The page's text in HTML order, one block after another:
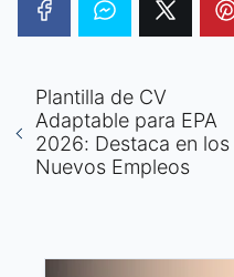
Plantilla de CV
Adaptable para EPA
2026: Destaca en los
Nuevos Empleos